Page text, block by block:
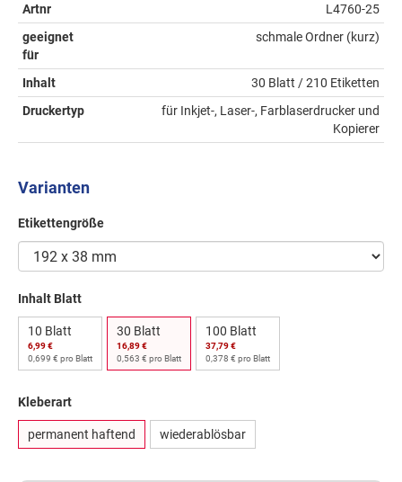
Artnr
L4760-25
geeignet
für
schmale Ordner (kurz)
Inhalt
30 Blatt / 210 Etiketten
Druckertyp
für Inkjet-, Laser-, Farblaserdrucker und
Kopierer
Varianten
Etikettengröße
Inhalt Blatt
10 Blatt
6,99 €
0,699 € pro Blatt
30 Blatt
16,89 €
0,563 € pro Blatt
100 Blatt
37,79 €
0,378 € pro Blatt
Kleberart
permanent haftend wiederablösbar